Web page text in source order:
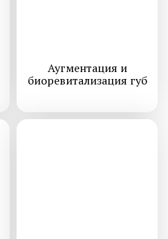
Аугментация и
биоревитализация губ